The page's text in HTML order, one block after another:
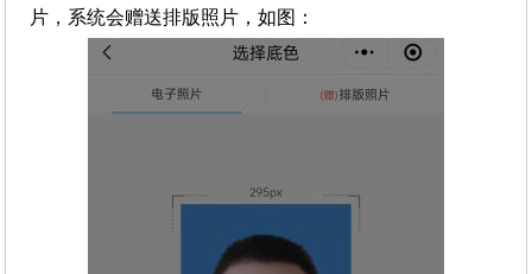
片，系统会赠送排版照片，如图：